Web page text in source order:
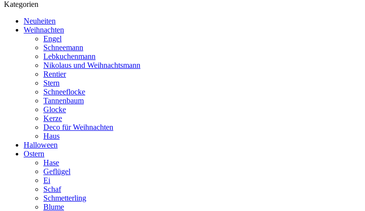
Kategorien
Neuheiten
Weihnachten
Engel
Schneemann
Lebkuchenmann
Nikolaus und Weihnachtsmann
Rentier
Stern
Schneeflocke
Tannenbaum
Glocke
Kerze
Deco für Weihnachten
Haus
Halloween
Ostern
Hase
Geflügel
Ei
Schaf
Schmetterling
Blume